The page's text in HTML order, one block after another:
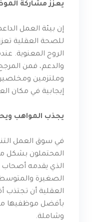
يعزز مشاركة
إن بيئة العمل
للصحة العقلية
الروح المعنوية.
والدعم، فمن
وملتزمين
إيجابية في مكان
يجذب المواهب
في سوق العمل
المحتملون بشكل
الذي يقدمه
الصغيرة
العقلية أن
بأفضل موظفيها
وشاملة.